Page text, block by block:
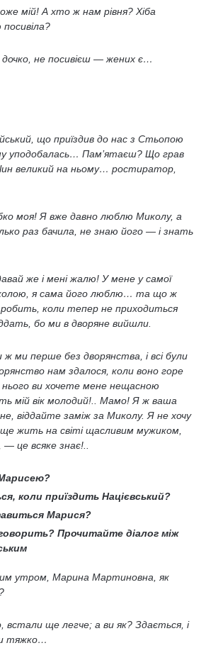
мій! А хто ж нам рівня? Хіба
не посивієш — жених є…
що приїздив до нас з Стьопою
уподобалась… Пам’ятаєш? Що грав
великий на ньому… ростиратор,
моя! Я вже давно люблю Миколу, а
раз бачила, не знаю його — і знать
же і мені жалю! У мене у самої
я сама його люблю… та що ж
коли тепер не приходиться
бо ми в дворяне вийшли.
ми перше без дворянства, і всі були
нам здалося, коли воно горе
нього ви хочете мене нещасною
мій вік молодий!.. Мамо! Я ж ваша
віддайте заміж за Миколу. Я не хочу
жить на світі щасливим мужиком,
це всяке знає!..
коли приїздить Націєвський?
Марися?
Прочитайте діалог між
утром, Марина Мартиновна, як
встали ще легче; а ви як? Здається, і
тяжко…